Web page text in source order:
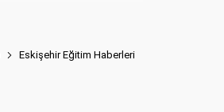
Eskişehir Eğitim Haberleri